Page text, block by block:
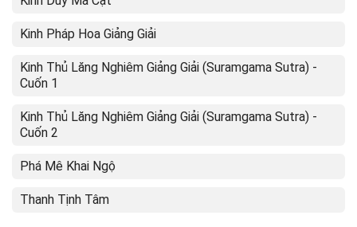
Kinh Pháp Hoa Giảng Giải
Kinh Thủ Lăng Nghiêm Giảng Giải (Suramgama Sutra) -
Cuốn 1
Kinh Thủ Lăng Nghiêm Giảng Giải (Suramgama Sutra) -
Cuốn 2
Phá Mê Khai Ngộ
Thanh Tịnh Tâm